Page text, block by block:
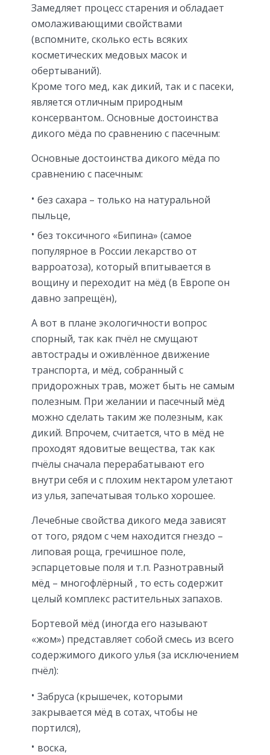
Замедляет процесс старения и обладает
омолаживающими свойствами
(вспомните, сколько есть всяких
косметических медовых масок и
обертываний).
Кроме того мед, как дикий, так и с пасеки,
является отличным природным
консервантом.. Основные достоинства
дикого мёда по сравнению с пасечным:
Основные достоинства дикого мёда по
сравнению с пасечным:
без сахара – только на натуральной
пыльце,
без токсичного «Бипина» (самое
популярное в России лекарство от
варроатоза), который впитывается в
вощину и переходит на мёд (в Европе он
давно запрещён),
А вот в плане экологичности вопрос
спорный, так как пчёл не смущают
автострады и оживлённое движение
транспорта, и мёд, собранный с
придорожных трав, может быть не самым
полезным. При желании и пасечный мёд
можно сделать таким же полезным, как
дикий. Впрочем, считается, что в мёд не
проходят ядовитые вещества, так как
пчёлы сначала перерабатывают его
внутри себя и с плохим нектаром улетают
из улья, запечатывая только хорошее.
Лечебные свойства дикого меда зависят
от того, рядом с чем находится гнездо –
липовая роща, гречишное поле,
эспарцетовые поля и т.п. Разнотравный
мёд – многофлёрный , то есть содержит
целый комплекс растительных запахов.
Бортевой мёд (иногда его называют
«жом») представляет собой смесь из всего
содержимого дикого улья (за исключением
пчёл):
Забруса (крышечек, которыми
закрывается мёд в сотах, чтобы не
портился),
воска,